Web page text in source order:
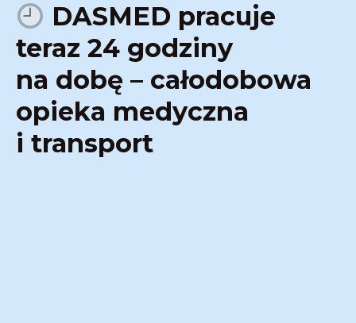
DASMED pracuje
teraz 24 godziny
na dobę – całodobowa
opieka medyczna
i transport